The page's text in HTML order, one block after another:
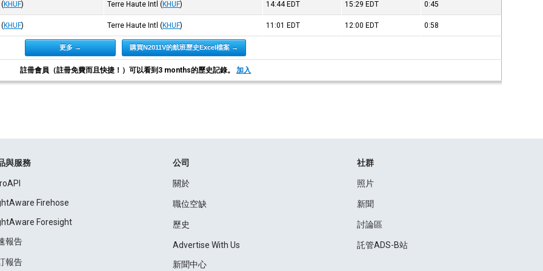
(KHUF) Terre Haute Intl (KHUF) 14:44 EDT 15:29 EDT 0:45
(KHUF) Terre Haute Intl (KHUF) 11:01 EDT 12:00 EDT 0:58
更多 → 購買N2011V的航班歷史Excel檔案 →
註冊會員（註冊免費而且快捷！）可以看到3 months的歷史記錄。加入
與服務
Firehose
Foresight
報告
報告
公司
關於
職位空缺
歷史
Advertise With Us
新聞中心
社群
照片
新聞
討論區
託管ADS-B站